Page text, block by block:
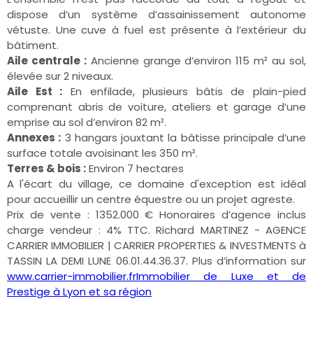
dispose d’un système d’assainissement autonome
vétuste. Une cuve à fuel est présente à l’extérieur du
bâtiment.
Aile centrale :Ancienne grange d’environ 115 m² au sol,
élevée sur 2 niveaux.
Aile Est : En enfilade, plusieurs bâtis de plain-pied
comprenant abris de voiture, ateliers et garage d’une
emprise au sol d’environ 82 m².
Annexes : 3 hangars jouxtant la bâtisse principale d’une
surface totale avoisinant les 350 m².
Terres & bois :Environ 7 hectares
A l'écart du village, ce domaine d'exception est idéal
pour accueillir un centre équestre ou un projet agreste.
Prix de vente : 1352.000 € Honoraires d’agence inclus
charge vendeur : 4% TTC. Richard MARTINEZ - AGENCE
CARRIER IMMOBILIER | CARRIER PROPERTIES & INVESTMENTS à
TASSIN LA DEMI LUNE 06.01.44.36.37. Plus d’information sur
www.carrier-immobilier.frImmobilier de Luxe et de
Prestige à Lyon et sa région